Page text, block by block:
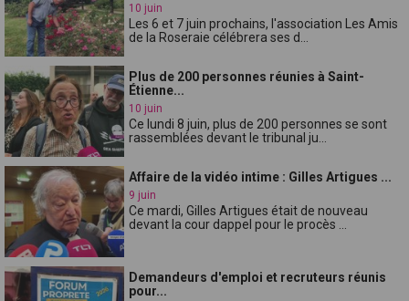
10 juin
Les 6 et 7 juin prochains, l'association Les Amis
de la Roseraie célébrera ses d...
Plus de 200 personnes réunies à Saint-
Étienne...
10 juin
Ce lundi 8 juin, plus de 200 personnes se sont
rassemblées devant le tribunal ju...
Affaire de la vidéo intime : Gilles Artigues ...
9 juin
Ce mardi, Gilles Artigues était de nouveau
devant la cour dappel pour le procès ...
Demandeurs d'emploi et recruteurs réunis
pour...